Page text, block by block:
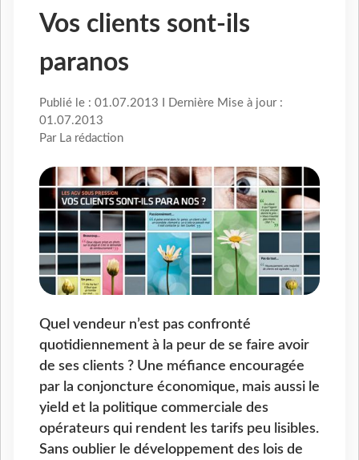
Vos clients sont-ils
paranos
Publié le : 01.07.2013 I Dernière Mise à jour :
01.07.2013
Par La rédaction
Quel vendeur n’est pas confronté
quotidiennement à la peur de se faire avoir
de ses clients ? Une méfiance encouragée
par la conjoncture économique, mais aussi le
yield et la politique commerciale des
opérateurs qui rendent les tarifs peu lisibles.
Sans oublier le développement des lois de